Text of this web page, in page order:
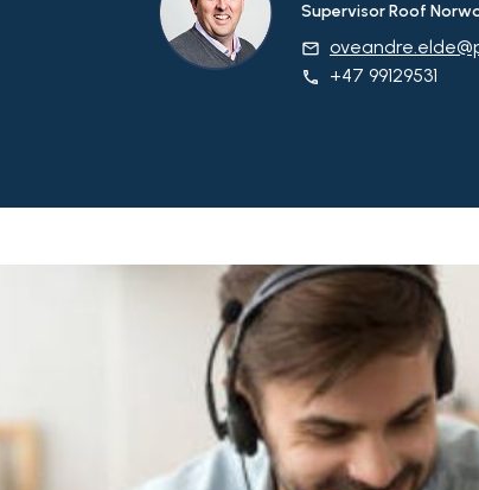
Supervisor Roof
email
phone +47 99129531